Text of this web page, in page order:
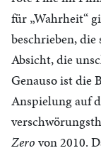
für „Wahrheit“
beschrieben,
Absicht, die
Genauso ist die
Anspielung auf
Zero von 2010.